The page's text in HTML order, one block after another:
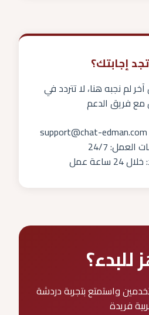
تلقائياً بعد الإلغاء
الاسترداد
إجابتك؟
لم نجبه هنا، لا تتردد في
مع فريق الدعم
support@chat-edman.com
24/7
عمل
للبدء؟
واستمتع بتجربة دردشة
فريدة